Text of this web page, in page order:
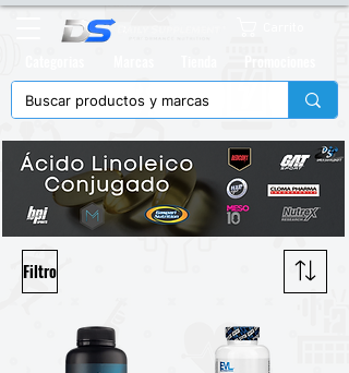
Filtro